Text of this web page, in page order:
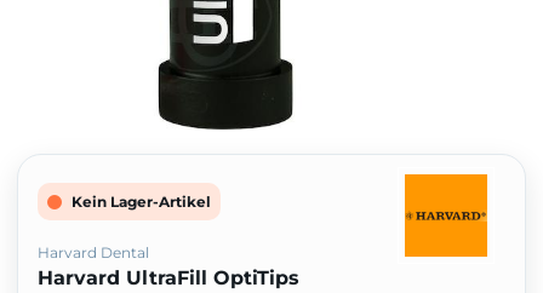
Kein Lager-Artikel
Harvard Dental
Harvard UltraFill OptiTips